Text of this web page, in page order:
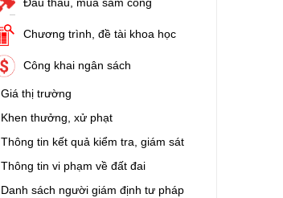
Đấu thầu, mua sắm công
Chương trình, đề tài khoa học
Công khai ngân sách
Giá thị trường
Khen thưởng, xử phạt
Thông tin kết quả kiểm tra, giám sát
Thông tin vi phạm về đất đai
Danh sách người giám định tư pháp